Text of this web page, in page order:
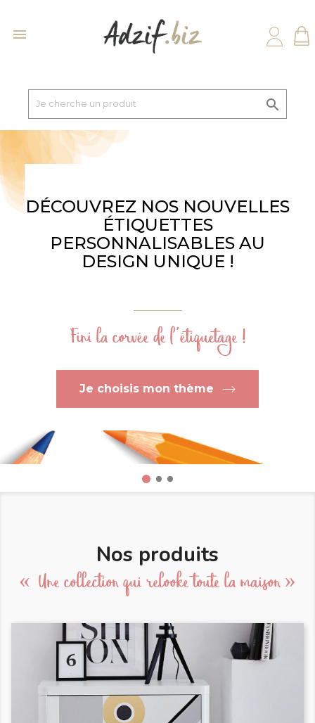


DÉCOUVREZ NOS NOUVELLES
ÉTIQUETTES
PERSONNALISABLES AU
DESIGN UNIQUE !
Fini la corvée de l'étiquetage !
Je choisis mon thème
Nos produits
« Une collection qui relooke toute la maison »